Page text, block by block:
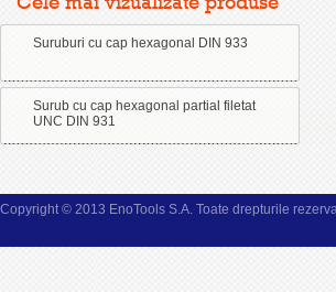
Suruburi cu cap hexagonal DIN 933
Surub cu cap hexagonal partial filetat
UNC DIN 931
Copyright © 2013 EnoTools S.A. Toate drepturile